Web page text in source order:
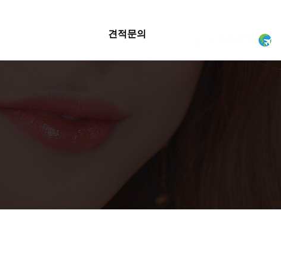
견적문의